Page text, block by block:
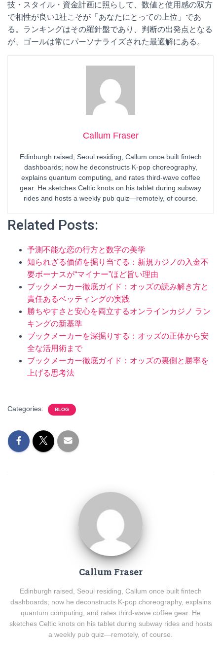
技・スタイル・資金計画に照らして、数値と使用感の双方
で相性が良い1社こそが「あなたにとっての上位」であ
る。ランキングはその羅針盤であり、判断の出発点となる
が、ゴールは常にパーソナライズされた最適解にある。
Callum Fraser
Edinburgh raised, Seoul residing, Callum once built fintech
dashboards; now he deconstructs K-pop choreography,
explains quantum computing, and rates third-wave coffee
gear. He sketches Celtic knots on his tablet during subway
rides and hosts a weekly pub quiz—remotely, of course.
Related Posts:
予測不能な恋の行方と数字の美学
知られざる価値を掘り当てる：新規カジノの入金不
要ボーナスが“マイナー”ほど旨い理由
ブックメーカー徹底ガイド：オッズの読み解き方と
責任あるベッティングの実践
勝ちやすさと安心を両立するオンラインカジノ ラン
キングの新基準
ブックメーカーを深掘りする：オッズの正体から安
全な活用術まで
ブックメーカー徹底ガイド：オッズの裏側と勝率を
上げる思考法
Categories: BLOG
Callum Fraser
Edinburgh raised, Seoul residing, Callum once built fintech
dashboards; now he deconstructs K-pop choreography, explains
quantum computing, and rates third-wave coffee gear. He
sketches Celtic knots on his tablet during subway rides and hosts
a weekly pub quiz—remotely, of course.